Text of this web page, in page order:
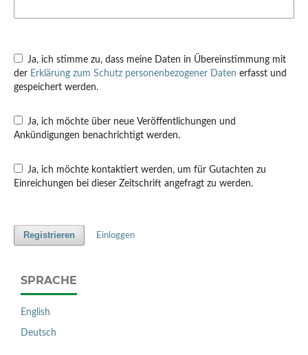
Ja, ich stimme zu, dass meine Daten in Übereinstimmung mit
der Erklärung zum Schutz personenbezogener Daten erfasst und
gespeichert werden.
Ja, ich möchte über neue Veröffentlichungen und
Ankündigungen benachrichtigt werden.
Ja, ich möchte kontaktiert werden, um für Gutachten zu
Einreichungen bei dieser Zeitschrift angefragt zu werden.
Registrieren Einloggen
SPRACHE
English
Deutsch